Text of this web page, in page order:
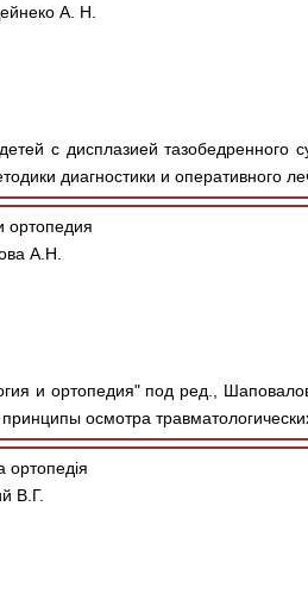
А. Н.
с дисплазией тазобедренного
диагностики и оперативного
ортопедия
А.Н.
и ортопедия" под ред.,
осмотра
ортопедія
В.Г.